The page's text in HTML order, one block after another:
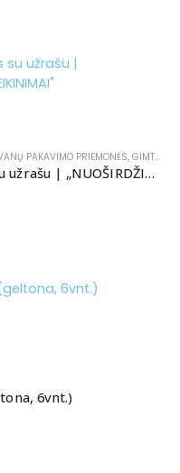
PAKAVIMO PRIEMONĖS, GIMTADIENIAMS
Aksominis vokas su užrašu | „NUOŠIRDŽIAUSI SVEIKINIMAI”
6vnt.)